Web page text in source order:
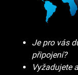
Je pro vás
připojení?
Vyžadujete